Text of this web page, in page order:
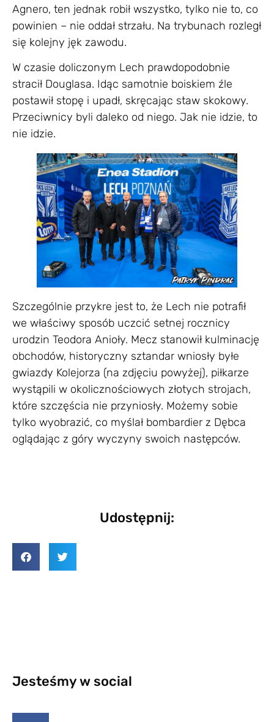
Agnero, ten jednak robił wszystko, tylko nie to, co
powinien – nie oddał strzału. Na trybunach rozległ
się kolejny jęk zawodu.
W czasie doliczonym Lech prawdopodobnie
stracił Douglasa. Idąc samotnie boiskiem źle
postawił stopę i upadł, skręcając staw skokowy.
Przeciwnicy byli daleko od niego. Jak nie idzie, to
nie idzie.
Szczególnie przykre jest to, że Lech nie potrafił
we właściwy sposób uczcić setnej rocznicy
urodzin Teodora Anioły. Mecz stanowił kulminację
obchodów, historyczny sztandar wniosły byłe
gwiazdy Kolejorza (na zdjęciu powyżej), piłkarze
wystąpili w okolicznościowych złotych strojach,
które szczęścia nie przyniosły. Możemy sobie
tylko wyobrazić, co myślał bombardier z Dębca
oglądając z góry wyczyny swoich następców.
Udostępnij:
Jesteśmy w social